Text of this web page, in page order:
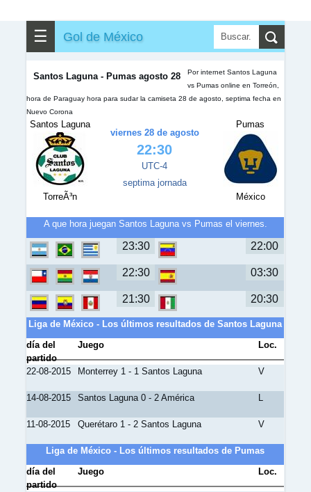
☰ Gol de México
Santos Laguna - Pumas agosto 28
Por internet Santos Laguna
vs Pumas online en Torreón,
hora de Paraguay hora para sudar la camiseta 28 de agosto, septima fecha en
Nuevo Corona
Santos Laguna
TorreÃ³n
viernes 28 de agosto
22:30
UTC-4
septima jornada
Pumas
México
A que hora juegan Santos Laguna vs Pumas el viernes.
23:30 22:00
22:30 03:30
21:30 20:30
Liga de México - Los últimos resultados de Santos Laguna
día del
partido
Juego Loc.
22-08-2015 Monterrey 1 - 1 Santos Laguna V
14-08-2015 Santos Laguna 0 - 2 América L
11-08-2015 Querétaro 1 - 2 Santos Laguna V
Liga de México - Los últimos resultados de Pumas
día del
partido
Juego Loc.